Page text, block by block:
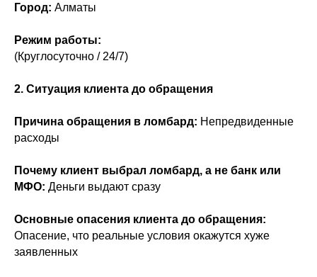
Город: Алматы
Режим работы:
(Круглосуточно / 24/7)
2. Ситуация клиента до обращения
Причина обращения в ломбард: Непредвиденные
расходы
Почему клиент выбрал ломбард, а не банк или
МФО: Деньги выдают сразу
Основные опасения клиента до обращения:
Опасение, что реальные условия окажутся хуже
заявленных